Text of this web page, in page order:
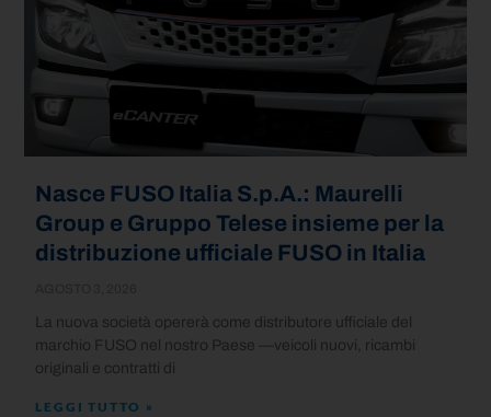
Nasce FUSO Italia S.p.A.: Maurelli
Group e Gruppo Telese insieme per la
distribuzione ufficiale FUSO in Italia
La nuova società opererà come distributore ufficiale del
marchio FUSO nel nostro Paese —veicoli nuovi, ricambi
originali e contratti di
LEGGI TUTTO »